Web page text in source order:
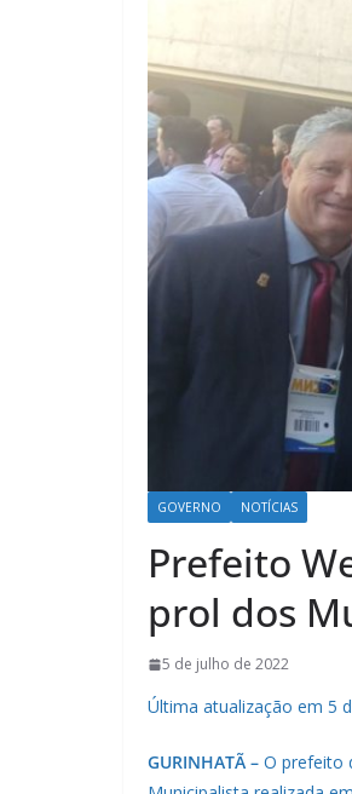
GOVERNO NOTÍCIAS
Prefeito
prol dos
5 de julho de 2022
Última atualização em 5
GURINHATÃ – O prefeito